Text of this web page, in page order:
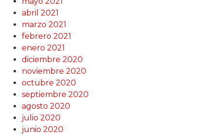
abril 2021
marzo 2021
febrero 2021
enero 2021
diciembre 2020
noviembre 2020
octubre 2020
septiembre 2020
agosto 2020
julio 2020
junio 2020